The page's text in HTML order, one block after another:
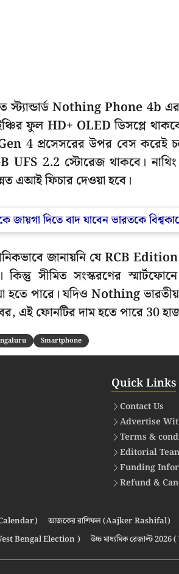
স্ট্যান্ডার্ড Nothing Phone 4b
ফুল HD+ OLED ডিসপ্লে
4 প্রসেসরের উপর বেস করেই
UFS 2.2 স্টোরেজ থাকবে।
এআই ফিচার দেওয়া হবে।
জায়গা দিতে বাদ যাবেন ভারতকে
জানায়নি যে RCB
সীমিত সংস্করণের
হতে পারে। যদিও Nothing
এই ফোনটির দাম হতে পারে 30
Smartphone
Quick Links
Contact Us
Advertise
Terms &
Editorial
Funding
Refund &
Calendar) আজকের রাশিফল (Aajker Rashifal)
West Bengal Election ) উচ্চ মাধ্যমিক রেজাল্ট